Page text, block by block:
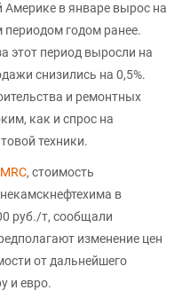
в январе вырос на
годом ранее.
этот период выросли на
снизились на 0,5%.
и ремонтных
как и спрос на
техники.
, стоимость
в
руб./т, сообщали
изменение цен
от дальнейшего
и евро.